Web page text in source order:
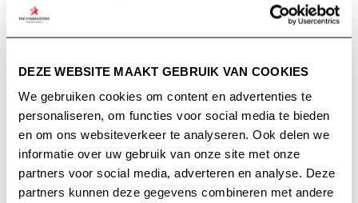
DEZE WEBSITE MAAKT GEBRUIK VAN COOKIES
We gebruiken cookies om content en advertenties te
personaliseren, om functies voor social media te bieden
en om ons websiteverkeer te analyseren. Ook delen we
informatie over uw gebruik van onze site met onze
partners voor social media, adverteren en analyse. Deze
partners kunnen deze gegevens combineren met andere